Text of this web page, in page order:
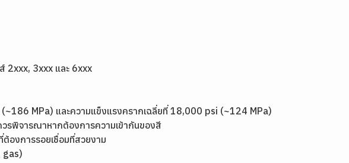
2xxx, 3xxx และ 6xxx
MPa) และความแข็งแรงครากเฉลี่ยที่ 18,000 psi (~124 MPa)
ควรพิจารณาหากต้องการความเข้ากันของสี
ต้องการรอยเชื่อมที่สวยงาม
gas)